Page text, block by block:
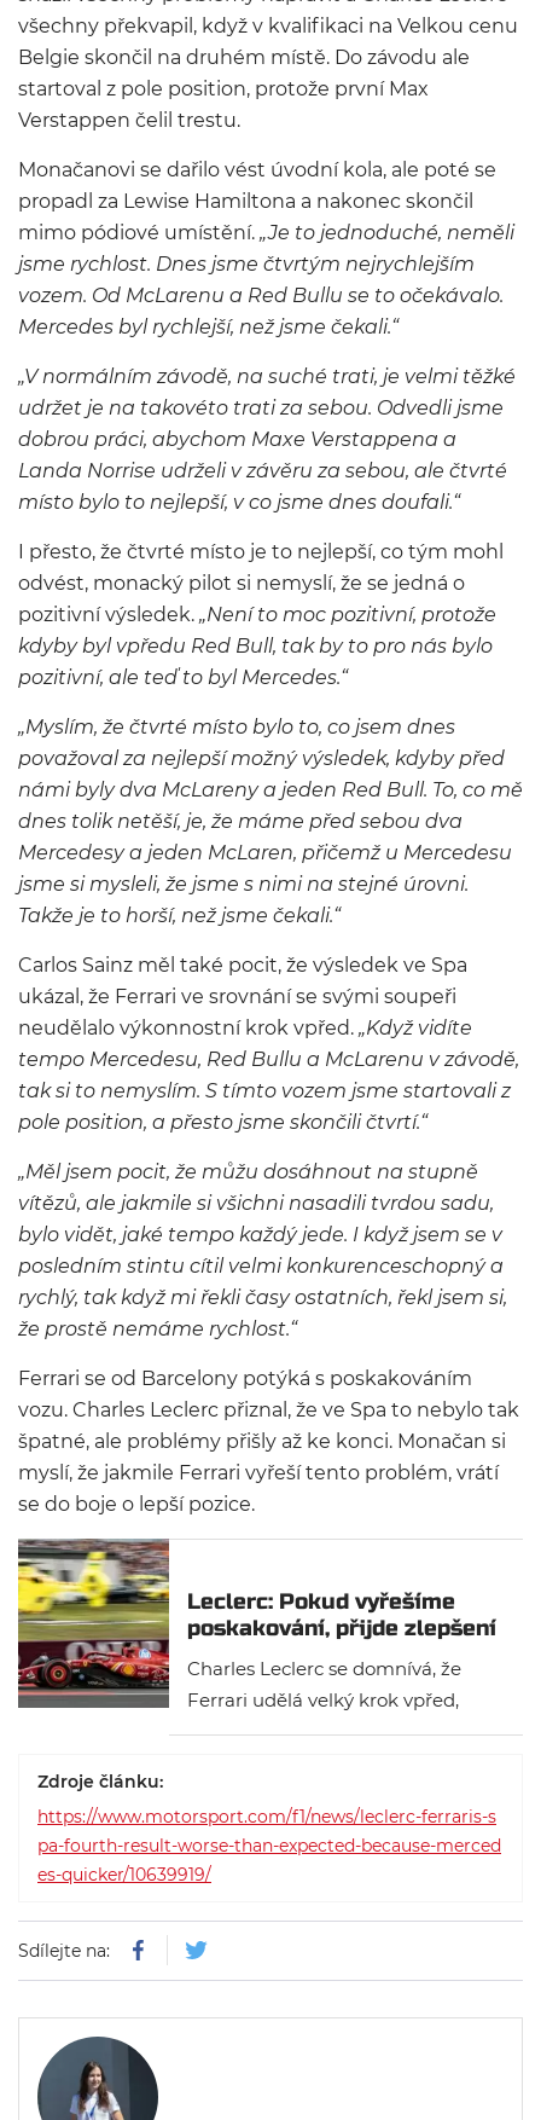
všechny překvapil, když v kvalifikaci na Velkou cenu
Belgie skončil na druhém místě. Do závodu ale
startoval z pole position, protože první Max
Verstappen čelil trestu.
Monačanovi se dařilo vést úvodní kola, ale poté se
propadl za Lewise Hamiltona a nakonec skončil
mimo pódiové umístění. „Je to jednoduché, neměli
jsme rychlost. Dnes jsme čtvrtým nejrychlejším
vozem. Od McLarenu a Red Bullu se to očekávalo.
Mercedes byl rychlejší, než jsme čekali.“
„V normálním závodě, na suché trati, je velmi těžké
udržet je na takovéto trati za sebou. Odvedli jsme
dobrou práci, abychom Maxe Verstappena a
Landa Norrise udrželi v závěru za sebou, ale čtvrté
místo bylo to nejlepší, v co jsme dnes doufali.“
I přesto, že čtvrté místo je to nejlepší, co tým mohl
odvést, monacký pilot si nemyslí, že se jedná o
pozitivní výsledek. „Není to moc pozitivní, protože
kdyby byl vpředu Red Bull, tak by to pro nás bylo
pozitivní, ale teď to byl Mercedes.“
„Myslím, že čtvrté místo bylo to, co jsem dnes
považoval za nejlepší možný výsledek, kdyby před
námi byly dva McLareny a jeden Red Bull. To, co mě
dnes tolik netěší, je, že máme před sebou dva
Mercedesy a jeden McLaren, přičemž u Mercedesu
jsme si mysleli, že jsme s nimi na stejné úrovni.
Takže je to horší, než jsme čekali.“
Carlos Sainz měl také pocit, že výsledek ve Spa
ukázal, že Ferrari ve srovnání se svými soupeři
neudělalo výkonnostní krok vpřed. „Když vidíte
tempo Mercedesu, Red Bullu a McLarenu v závodě,
tak si to nemyslím. S tímto vozem jsme startovali z
pole position, a přesto jsme skončili čtvrtí.“
„Měl jsem pocit, že můžu dosáhnout na stupně
vítězů, ale jakmile si všichni nasadili tvrdou sadu,
bylo vidět, jaké tempo každý jede. I když jsem se v
posledním stintu cítil velmi konkurenceschopný a
rychlý, tak když mi řekli časy ostatních, řekl jsem si,
že prostě nemáme rychlost.“
Ferrari se od Barcelony potýká s poskakováním
vozu. Charles Leclerc přiznal, že ve Spa to nebylo tak
špatné, ale problémy přišly až ke konci. Monačan si
myslí, že jakmile Ferrari vyřeší tento problém, vrátí
se do boje o lepší pozice.
Leclerc: Pokud vyřešíme
poskakování, přijde zlepšení
Charles Leclerc se domnívá, že
Ferrari udělá velký krok vpřed,
jakmile odstraní problémy s
Velká cena Belgie bude pro
italskou stáj obtížná.
Zdroje článku:
https://www.motorsport.com/f1/news/leclerc-ferraris-s
pa-fourth-result-worse-than-expected-because-merced
es-quicker/10639919/
Sdílejte na: